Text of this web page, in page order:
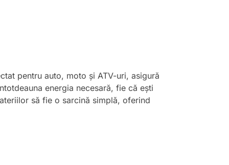
pentru auto, moto și ATV-uri, asigură
energia necesară, fie că ești
să fie o sarcină simplă, oferind